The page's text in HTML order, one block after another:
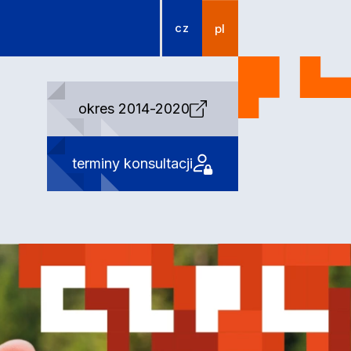
cz pl
okres 2014-2020
terminy konsultacji